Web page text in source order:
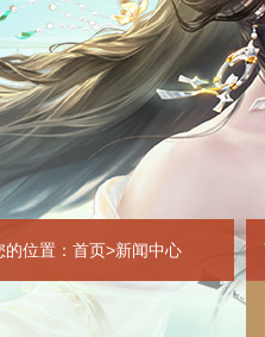
阵灵模拟器
的位置：首页>新闻中心